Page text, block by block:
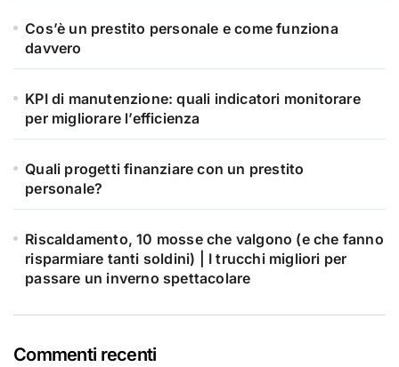
Cos’è un prestito personale e come funziona
davvero
KPI di manutenzione: quali indicatori monitorare
per migliorare l’efficienza
Quali progetti finanziare con un prestito
personale?
Riscaldamento, 10 mosse che valgono (e che fanno
risparmiare tanti soldini) | I trucchi migliori per
passare un inverno spettacolare
Commenti recenti